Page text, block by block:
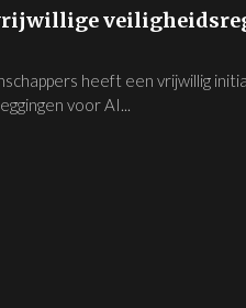
heeft een vrijwillig
voor AI...